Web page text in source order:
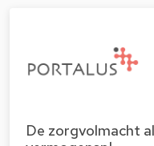
De zorgvolmacht